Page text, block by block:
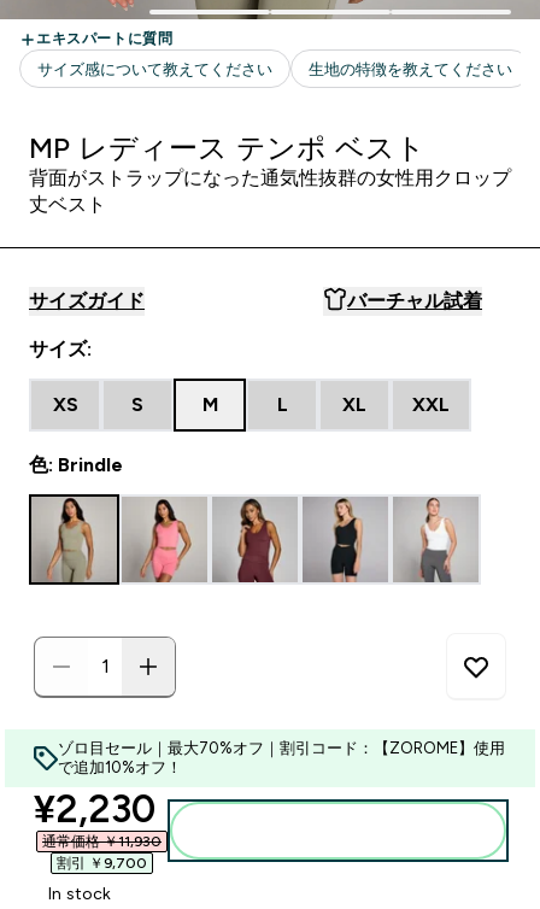
MP レディース テンポ ベスト
背面がストラップになった通気性抜群の女性用クロップ
丈ベスト
サイズガイド バーチャル試着
サイズ:
XS S M L XL XXL
色: Brindle
ゾロ目セール｜最大70%オフ｜割引コード：【ZOROME】使用
で追加10%オフ！
discounted price
¥2,230‎
通常価格 ￥11,930‎
割引 ￥9,700‎
In stock